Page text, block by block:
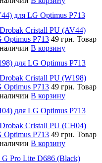
для LG Optimus P713
Cristall PU (AV44)
Optimus P713 49 грн. Товар
В корзину
для LG Optimus P713
Cristall PU (W198)
Optimus P713 49 грн. Товар
В корзину
для LG Optimus P713
Cristall PU (CH04)
Optimus P713 49 грн. Товар
В корзину
Pro Lite D686 (Black)